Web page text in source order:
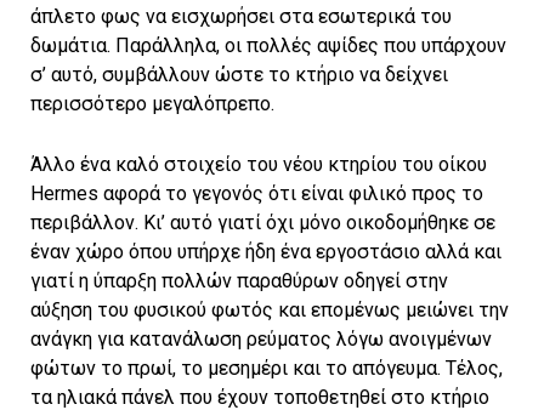
άπλετο φως να εισχωρήσει στα εσωτερικά του
δωμάτια. Παράλληλα, οι πολλές αψίδες που υπάρχουν
σ’ αυτό, συμβάλλουν ώστε το κτήριο να δείχνει
περισσότερο μεγαλόπρεπο.
Άλλο ένα καλό στοιχείο του νέου κτηρίου του οίκου
Hermes αφορά το γεγονός ότι είναι φιλικό προς το
περιβάλλον. Κι’ αυτό γιατί όχι μόνο οικοδομήθηκε σε
έναν χώρο όπου υπήρχε ήδη ένα εργοστάσιο αλλά και
γιατί η ύπαρξη πολλών παραθύρων οδηγεί στην
αύξηση του φυσικού φωτός και επομένως μειώνει την
ανάγκη για κατανάλωση ρεύματος λόγω ανοιγμένων
φώτων το πρωί, το μεσημέρι και το απόγευμα. Τέλος,
τα ηλιακά πάνελ που έχουν τοποθετηθεί στο κτήριο